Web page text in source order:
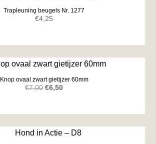
Trapleuning beugels Nr. 1277
€4,25
Knop ovaal zwart gietijzer 60mm
€7,00 Oorspronkelijke
was:
€7,00.
€6,50Huidige
is:
€6,50.